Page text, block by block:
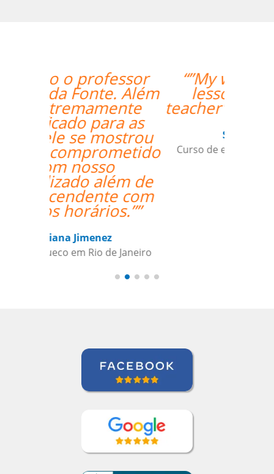
“”My wife likes the
lessons and the
teacher's punctuality.””
Seok Kwon
Curso de em Goiânia, CJ Selecta